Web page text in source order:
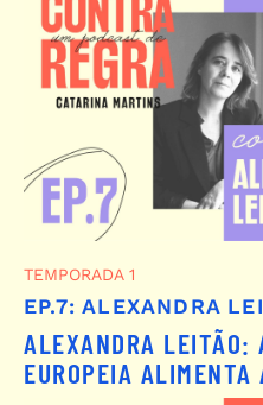
TEMPORADA 1
EP.7: ALEXANDRA
ALEXANDRA LEITÃO:
EUROPEIA